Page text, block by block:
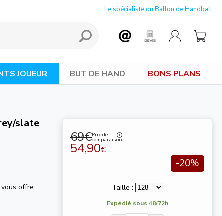
Le spécialiste du Ballon de Handball
JOUEUR BUT DE HAND BONS PLANS
69€Prix de
comparaison
54,90€
-20%
Taille :
Expédié sous 48/72h
slate
offre